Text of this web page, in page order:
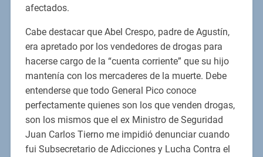
afectados.
Cabe destacar que Abel Crespo, padre de Agustín,
era apretado por los vendedores de drogas para
hacerse cargo de la “cuenta corriente” que su hijo
mantenía con los mercaderes de la muerte. Debe
entenderse que todo General Pico conoce
perfectamente quienes son los que venden drogas,
son los mismos que el ex Ministro de Seguridad
Juan Carlos Tierno me impidió denunciar cuando
fui Subsecretario de Adicciones y Lucha Contra el